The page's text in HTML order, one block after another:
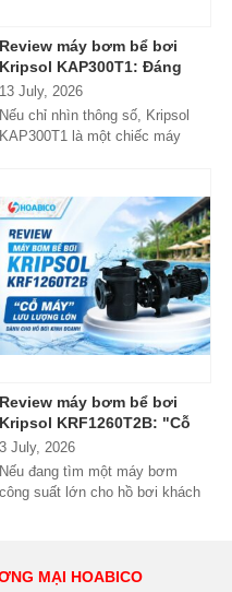
Review máy bơm bể bơi
Kripsol KAP300T1: Đáng
đầu tư cho hồ bơi thương
mại?
13 July, 2026
Nếu chỉ nhìn thông số, Kripsol
KAP300T1 là một chiếc máy
Review máy bơm bể bơi
Kripsol KRF1260T2B: "Cỗ
máy" lưu lượng lớn dành
cho hồ bơi kinh doanh
3 July, 2026
Nếu đang tìm một máy bơm
công suất lớn cho hồ bơi khách
MẠI HOABICO